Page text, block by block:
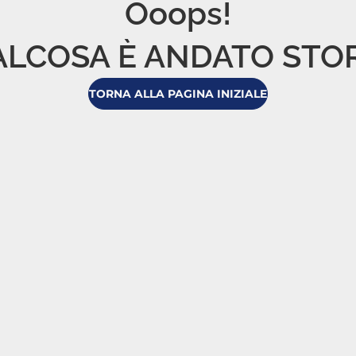
Ooops!
È ANDATO
TORNA ALLA PAGINA INIZIALE